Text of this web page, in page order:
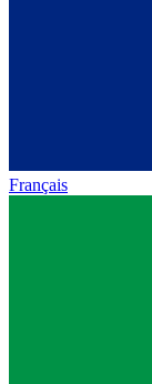
Français